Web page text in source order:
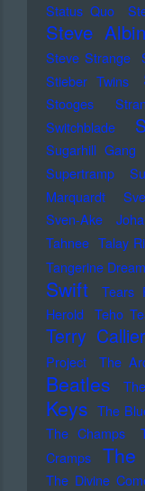
Status Quo
Steve
Steve Strange
Stieber Twins
Stooges
Switchblade
Sugarhill Gang
Supertramp
Marquardt
Sven-Ake
Tahnee Talay
Tangerine Dream
Swift
Tears
Herold
Teho
Terry Callier
Project
The
Beatles
Keys The
The Champs
Cramps
The
The Divine